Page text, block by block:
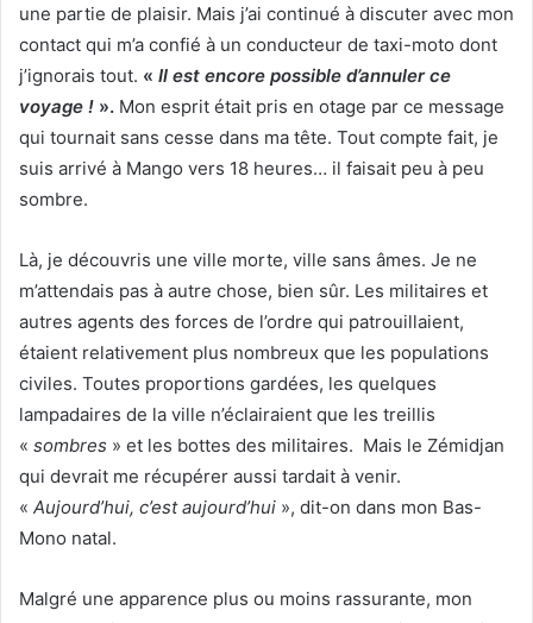
une partie de plaisir. Mais j’ai continué à discuter avec mon
contact qui m’a confié à un conducteur de taxi-moto dont
j’ignorais tout. « Il est encore possible d’annuler ce
voyage ! ». Mon esprit était pris en otage par ce message
qui tournait sans cesse dans ma tête. Tout compte fait, je
suis arrivé à Mango vers 18 heures… il faisait peu à peu
sombre.
Là, je découvris une ville morte, ville sans âmes. Je ne
m’attendais pas à autre chose, bien sûr. Les militaires et
autres agents des forces de l’ordre qui patrouillaient,
étaient relativement plus nombreux que les populations
civiles. Toutes proportions gardées, les quelques
lampadaires de la ville n’éclairaient que les treillis
« sombres » et les bottes des militaires. Mais le Zémidjan
qui devrait me récupérer aussi tardait à venir.
« Aujourd’hui, c’est aujourd’hui », dit-on dans mon Bas-
Mono natal.
Malgré une apparence plus ou moins rassurante, mon